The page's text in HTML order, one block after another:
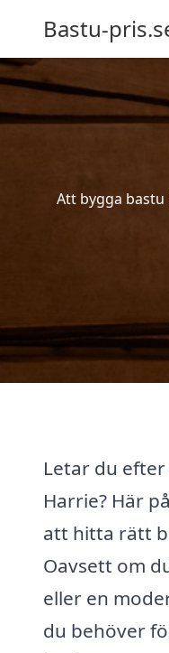
Bastu-
Att bygga
Letar du
Harrie? Här
att hitta rätt
Oavsett om
eller en
du behöver